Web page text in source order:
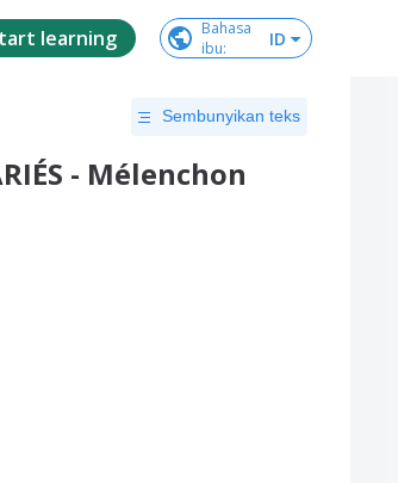
learning
Bahasa
ibu: ID
Sembunyikan teks
- Mélenchon